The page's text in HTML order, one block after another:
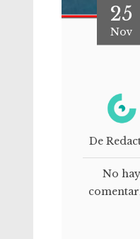
25
Nov
De
No hay